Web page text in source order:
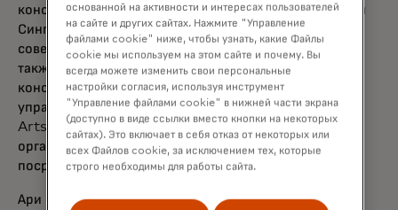
консультативного совета бизнес-школы Ли Конг Чиан
Сингапурского университета менеджмента и членом
совета директоров Делового совета США-АСЕАН. Он
также является членом Международного
консультативного совета по технологиям Валютного
управления Сингапура и входит в совет директоров
Arts House Limited, сингапурской некоммерческой
организации, занимающейся обогащением жизни
посредством искусства.
Ари окончил Делийский университет со степенью
основанной на активности и интересах пользователей
на сайте и других сайтах. Нажмите "Управление
файлами cookie" ниже, чтобы узнать, какие Файлы
cookie мы используем на этом сайте и почему. Вы
всегда можете изменить свои персональные
настройки согласия, используя инструмент
"Управление файлами cookie" в нижней части экрана
(доступно в виде ссылки вместо кнопки на некоторых
сайтах). Это включает в себя отказ от некоторых или
всех Файлов cookie, за исключением тех, которые
строго необходимы для работы сайта.